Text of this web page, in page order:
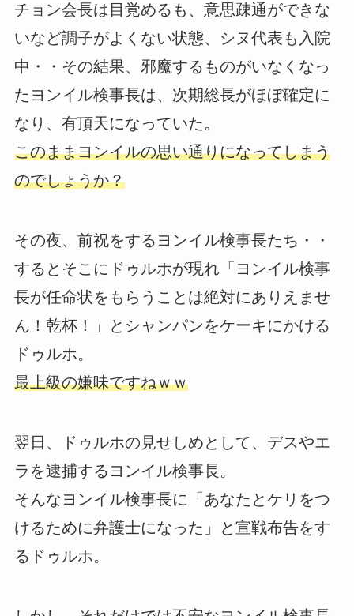
チョン会長は目覚めるも、意思疎通ができな
いなど調子がよくない状態、シヌ代表も入院
中・・その結果、邪魔するものがいなくなっ
たヨンイル検事長は、次期総長がほぼ確定に
なり、有頂天になっていた。
このままヨンイルの思い通りになってしまう
のでしょうか？
その夜、前祝をするヨンイル検事長たち・・
するとそこにドゥルホが現れ「ヨンイル検事
長が任命状をもらうことは絶対にありえませ
ん！乾杯！」とシャンパンをケーキにかける
ドゥルホ。
最上級の嫌味ですねｗｗ
翌日、ドゥルホの見せしめとして、デスやエ
ラを逮捕するヨンイル検事長。
そんなヨンイル検事長に「あなたとケリをつ
けるために弁護士になった」と宣戦布告をす
るドゥルホ。